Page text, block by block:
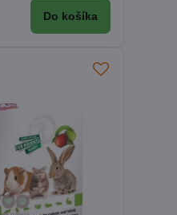
Do košíka